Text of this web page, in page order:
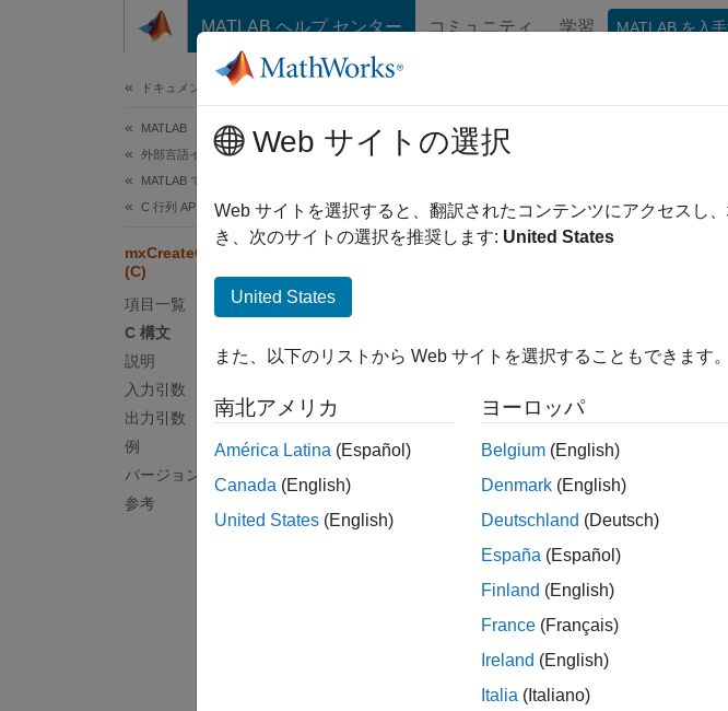
コンテンツへスキップ
MATLAB ヘルプ センター コミュニティ 学習 MATLAB を入
ドキュメンテーションのホーム
MATLAB
外部言語インターフェイス
MATLAB での C
C 行列 API
mxCreateCharMatrixFromStrings
(C)
項目一覧
C 構文
説明
入力引数
出力引数
例
バージョン履歴
参考
指定値に初期化された 2 次元の
#include "matrix.h"
mxArray
説明
mxCreateCharMatrixFromStrings を
期化されます。
mxArray m 行
mxArrayはデータ要素を C の
入力引数
すべて展開する
Web サイトの選択
Web サイトを選択すると、翻訳されたコンテンツにアクセスし
き、次のサイトの選択を推奨します: United States
United States
また、以下のリストから Web サイトを選択することもできます。
南北アメリカ
América Latina (Español)
Canada (English)
United States (English)
ヨーロッパ
Belgium (English)
Denmark (English)
Deutschland (Deutsch)
España (Español)
Finland (English)
France (Français)
Ireland (English)
Italia (Italiano)